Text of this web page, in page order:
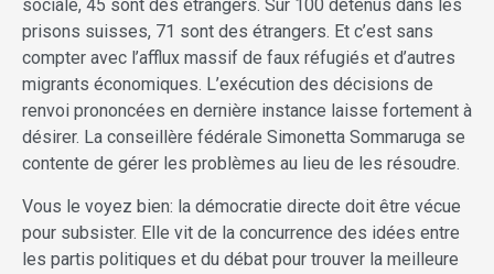
sociale, 45 sont des étrangers. Sur 100 détenus dans les
prisons suisses, 71 sont des étrangers. Et c’est sans
compter avec l’afflux massif de faux réfugiés et d’autres
migrants économiques. L’exécution des décisions de
renvoi prononcées en dernière instance laisse fortement à
désirer. La conseillère fédérale Simonetta Sommaruga se
contente de gérer les problèmes au lieu de les résoudre.
Vous le voyez bien: la démocratie directe doit être vécue
pour subsister. Elle vit de la concurrence des idées entre
les partis politiques et du débat pour trouver la meilleure